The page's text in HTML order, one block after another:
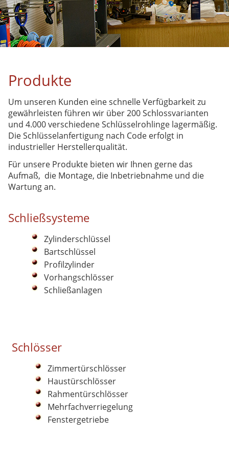
Sicherheit aus Tradition seit
1935
Produkte
Produkte
Leistungen
Dienstleistungen
Downloads
Schlüsselservice
DOM-Servicepartner
DOM-Servicepartner
Anwendungen
Industriezylinder
Bestellformular
Produkte
Um unseren Kunden eine schnelle Verfügbarkeit zu
gewährleisten führen wir über 200 Schlossvarianten
und 4.000 verschiedene Schlüsselrohlinge lagermäßig.
Die Schlüsselanfertigung nach Code erfolgt in
industrieller Herstellerqualität.
Für unsere Produkte bieten wir Ihnen gerne das
Aufmaß, die Montage, die Inbetriebnahme und die
Wartung an.
Schließsysteme
Zylinderschlüssel
Bartschlüssel
Profilzylinder
Vorhangschlösser
Schließanlagen
Schlösser
Zimmertürschlösser
Haustürschlösser
Rahmentürschlösser
Mehrfachverriegelung
Fenstergetriebe